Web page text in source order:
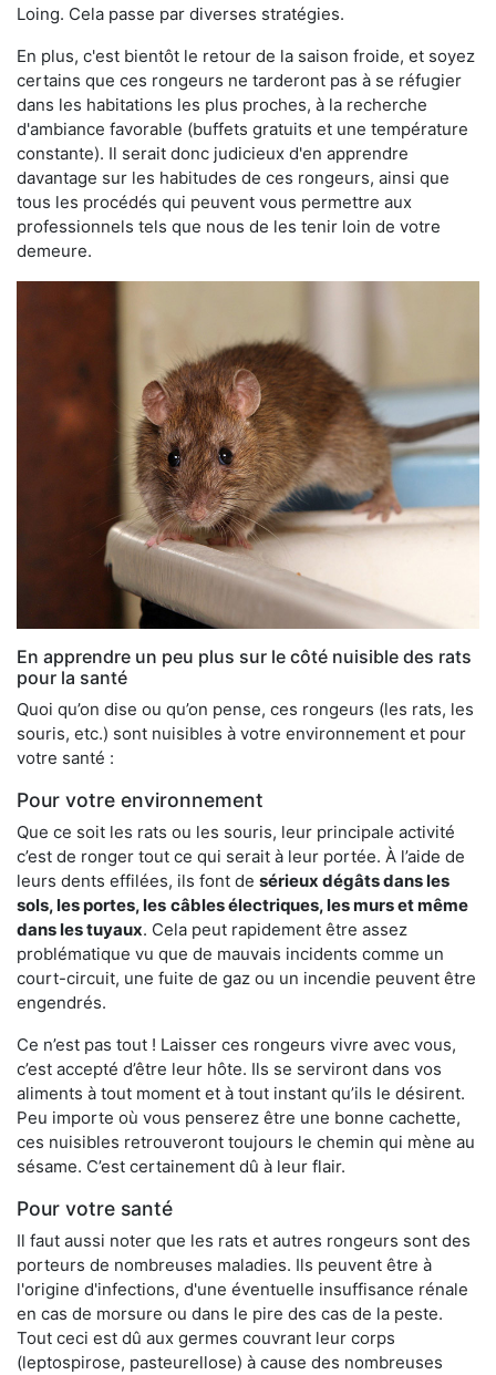
Loing. Cela passe par diverses stratégies.
En plus, c'est bientôt le retour de la saison froide, et soyez
certains que ces rongeurs ne tarderont pas à se réfugier
dans les habitations les plus proches, à la recherche
d'ambiance favorable (buffets gratuits et une température
constante). Il serait donc judicieux d'en apprendre
davantage sur les habitudes de ces rongeurs, ainsi que
tous les procédés qui peuvent vous permettre aux
professionnels tels que nous de les tenir loin de votre
demeure.
En apprendre un peu plus sur le côté nuisible des rats
pour la santé
Quoi qu’on dise ou qu’on pense, ces rongeurs (les rats, les
souris, etc.) sont nuisibles à votre environnement et pour
votre santé :
Pour votre environnement
Que ce soit les rats ou les souris, leur principale activité
c’est de ronger tout ce qui serait à leur portée. À l’aide de
leurs dents effilées, ils font de sérieux dégâts dans les
sols, les portes, les câbles électriques, les murs et même
dans les tuyaux. Cela peut rapidement être assez
problématique vu que de mauvais incidents comme un
court-circuit, une fuite de gaz ou un incendie peuvent être
engendrés.
Ce n’est pas tout ! Laisser ces rongeurs vivre avec vous,
c’est accepté d’être leur hôte. Ils se serviront dans vos
aliments à tout moment et à tout instant qu’ils le désirent.
Peu importe où vous penserez être une bonne cachette,
ces nuisibles retrouveront toujours le chemin qui mène au
sésame. C’est certainement dû à leur flair.
Pour votre santé
Il faut aussi noter que les rats et autres rongeurs sont des
porteurs de nombreuses maladies. Ils peuvent être à
l'origine d'infections, d'une éventuelle insuffisance rénale
en cas de morsure ou dans le pire des cas de la peste.
Tout ceci est dû aux germes couvrant leur corps
(leptospirose, pasteurellose) à cause des nombreuses